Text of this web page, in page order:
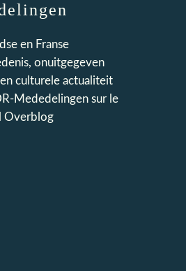
en Franse
onuitgegeven
culturele actualiteit
Mededelingen sur le
Overblog